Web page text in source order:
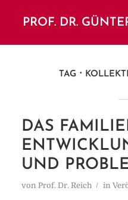
PROF. DR.
TAG
DAS
UND
von Prof. Dr. Reich in